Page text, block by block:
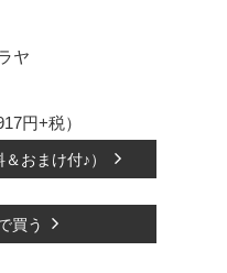
ヤ
円+税）
おまけ付♪）
買う